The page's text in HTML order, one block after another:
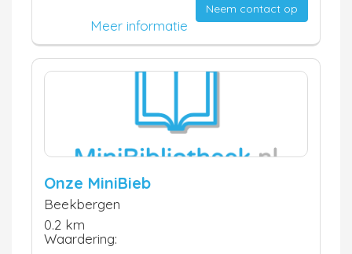
Neem contact op
Meer informatie
Onze MiniBieb
Beekbergen
0.2 km
Waardering: